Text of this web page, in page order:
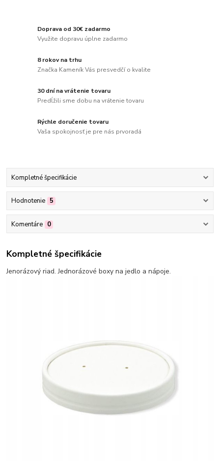
Doprava od 30€ zadarmo
Využite dopravu úplne zadarmo
8 rokov na trhu
Značka Kameník Vás presvedčí o kvalite
30 dní na vrátenie tovaru
Predĺžili sme dobu na vrátenie tovaru
Rýchle doručenie tovaru
Vaša spokojnosť je pre nás prvoradá
Kompletné špecifikácie
Hodnotenie 5
Komentáre 0
Kompletné špecifikácie
Jenorázový riad. Jednorázové boxy na jedlo a nápoje.